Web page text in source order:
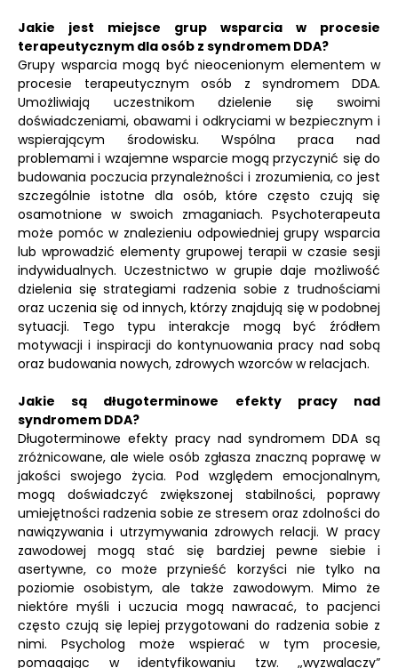
Jakie jest miejsce grup wsparcia w procesie
terapeutycznym dla osób z syndromem DDA?
Grupy wsparcia mogą być nieocenionym elementem w
procesie terapeutycznym osób z syndromem DDA.
Umożliwiają uczestnikom dzielenie się swoimi
doświadczeniami, obawami i odkryciami w bezpiecznym i
wspierającym środowisku. Wspólna praca nad
problemami i wzajemne wsparcie mogą przyczynić się do
budowania poczucia przynależności i zrozumienia, co jest
szczególnie istotne dla osób, które często czują się
osamotnione w swoich zmaganiach. Psychoterapeuta
może pomóc w znalezieniu odpowiedniej grupy wsparcia
lub wprowadzić elementy grupowej terapii w czasie sesji
indywidualnych. Uczestnictwo w grupie daje możliwość
dzielenia się strategiami radzenia sobie z trudnościami
oraz uczenia się od innych, którzy znajdują się w podobnej
sytuacji. Tego typu interakcje mogą być źródłem
motywacji i inspiracji do kontynuowania pracy nad sobą
oraz budowania nowych, zdrowych wzorców w relacjach.
Jakie są długoterminowe efekty pracy nad
syndromem DDA?
Długoterminowe efekty pracy nad syndromem DDA są
zróżnicowane, ale wiele osób zgłasza znaczną poprawę w
jakości swojego życia. Pod względem emocjonalnym,
mogą doświadczyć zwiększonej stabilności, poprawy
umiejętności radzenia sobie ze stresem oraz zdolności do
nawiązywania i utrzymywania zdrowych relacji. W pracy
zawodowej mogą stać się bardziej pewne siebie i
asertywne, co może przynieść korzyści nie tylko na
poziomie osobistym, ale także zawodowym. Mimo że
niektóre myśli i uczucia mogą nawracać, to pacjenci
często czują się lepiej przygotowani do radzenia sobie z
nimi. Psycholog może wspierać w tym procesie,
pomagając w identyfikowaniu tzw. „wyzwalaczy”